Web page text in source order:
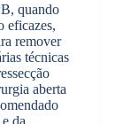
quando
eficazes,
remover
técnicas
aberta
da